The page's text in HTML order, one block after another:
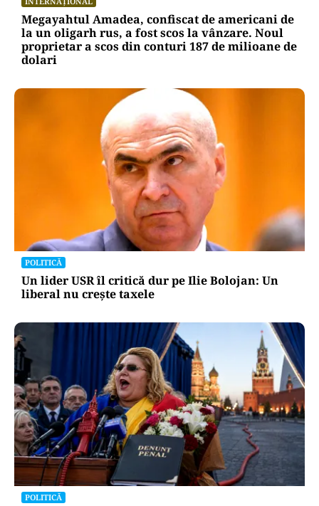
Megayahtul Amadea, confiscat de americani de
la un oligarh rus, a fost scos la vânzare. Noul
proprietar a scos din conturi 187 de milioane de
dolari
POLITICĂ
Un lider USR îl critică dur pe Ilie Bolojan: Un
liberal nu crește taxele
POLITICĂ